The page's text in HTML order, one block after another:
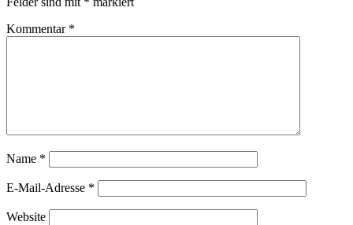
Kommentar *
Name *
E-Mail-Adresse *
Website